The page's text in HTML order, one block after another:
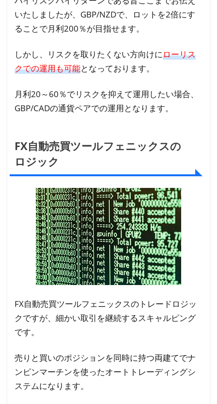
フ
ェ
ニ
ク
ス
口
コ
判
3.1
フェ
ニッ
クス
導入
ユー
ザー
によ
る利
益報
告
3.2
Twitter
4
FX
自
いたしましたが、GBP/NZDで、ロットを2倍にす
ることで月利200％が目指せます。
しかし、リスクを取りたくない方向けにローリス
クでの運用も可能となっております。
月利20～60％でリスクを抑えて運用したい場合、
GBP/CADの通貨ペアでの運用となります。
FX自動売買ツールフェニックスの
ロジック
FX自動売買ツールフェニックスのトレードロジッ
クですが、細かい取引を継続するスキャルピング
です。
売りと買いのポジションを同時に持つ両建てでナ
ンピンマーチンを使ったオートトレーディングシ
ステムになります。